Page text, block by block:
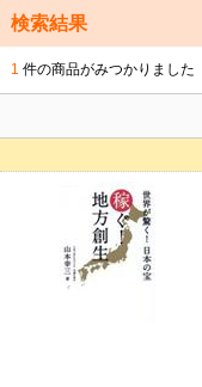
検索結果
1 件の商品がみつかりました